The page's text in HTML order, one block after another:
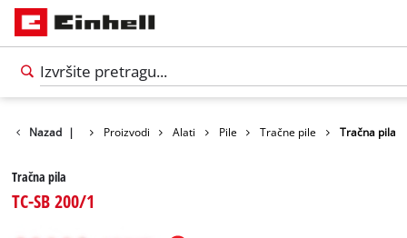
Nazad | Proizvodi Alati Pile Tračne pile Tračna pila
Tračna pila
TC-SB 200/1